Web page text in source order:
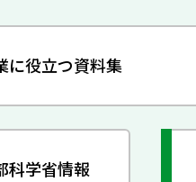
に役立つ資料集
科学省情報